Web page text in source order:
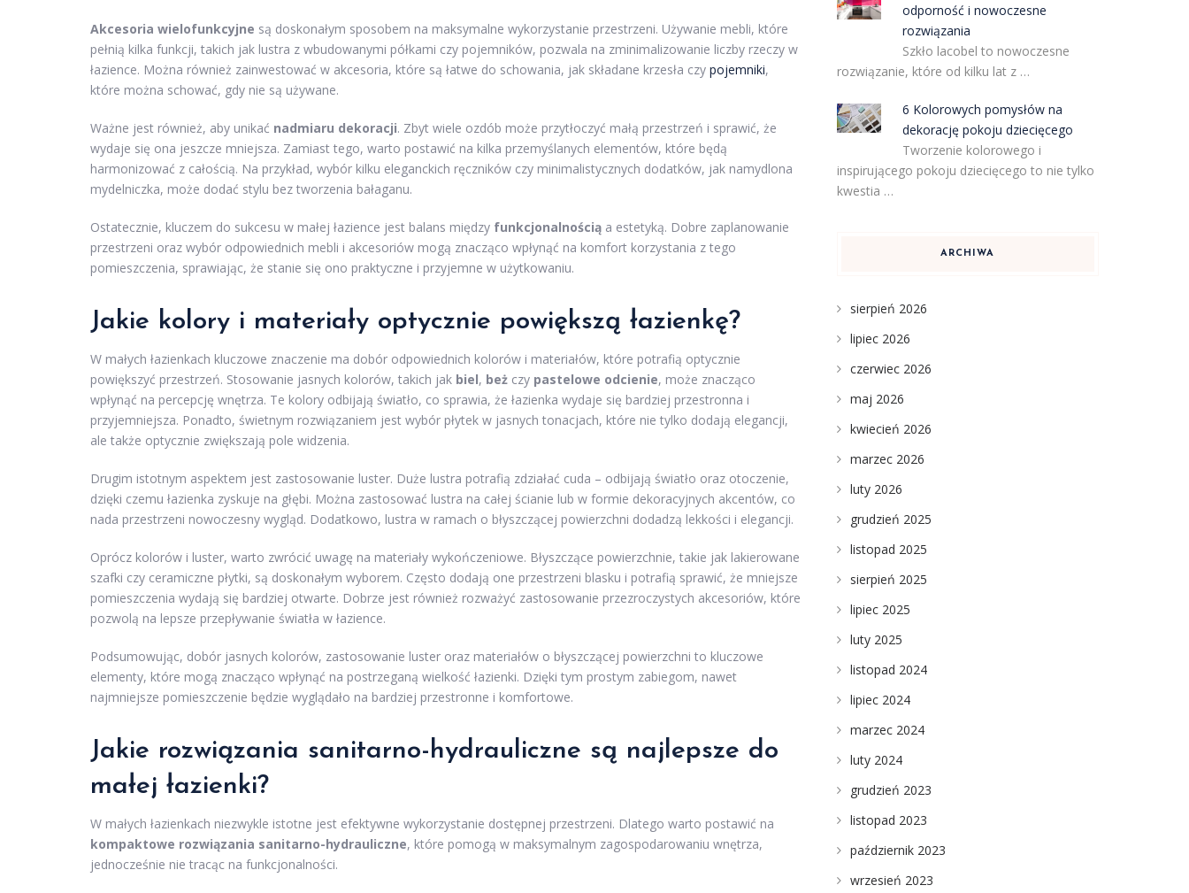
Akcesoria wielofunkcyjne są doskonałym sposobem na maksymalne wykorzystanie przestrzeni. Używanie mebli, które
pełnią kilka funkcji, takich jak lustra z wbudowanymi półkami czy pojemników, pozwala na zminimalizowanie liczby rzeczy w
łazience. Można również zainwestować w akcesoria, które są łatwe do schowania, jak składane krzesła czy pojemniki,
które można schować, gdy nie są używane.
Ważne jest również, aby unikać nadmiaru dekoracji. Zbyt wiele ozdób może przytłoczyć małą przestrzeń i sprawić, że
wydaje się ona jeszcze mniejsza. Zamiast tego, warto postawić na kilka przemyślanych elementów, które będą
harmonizować z całością. Na przykład, wybór kilku eleganckich ręczników czy minimalistycznych dodatków, jak namydlona
mydelniczka, może dodać stylu bez tworzenia bałaganu.
Ostatecznie, kluczem do sukcesu w małej łazience jest balans między funkcjonalnością a estetyką. Dobre zaplanowanie
przestrzeni oraz wybór odpowiednich mebli i akcesoriów mogą znacząco wpłynąć na komfort korzystania z tego
pomieszczenia, sprawiając, że stanie się ono praktyczne i przyjemne w użytkowaniu.
Jakie kolory i materiały optycznie powiększą łazienkę?
W małych łazienkach kluczowe znaczenie ma dobór odpowiednich kolorów i materiałów, które potrafią optycznie
powiększyć przestrzeń. Stosowanie jasnych kolorów, takich jak biel, beż czy pastelowe odcienie, może znacząco
wpłynąć na percepcję wnętrza. Te kolory odbijają światło, co sprawia, że łazienka wydaje się bardziej przestronna i
przyjemniejsza. Ponadto, świetnym rozwiązaniem jest wybór płytek w jasnych tonacjach, które nie tylko dodają elegancji,
ale także optycznie zwiększają pole widzenia.
Drugim istotnym aspektem jest zastosowanie luster. Duże lustra potrafią zdziałać cuda – odbijają światło oraz otoczenie,
dzięki czemu łazienka zyskuje na głębi. Można zastosować lustra na całej ścianie lub w formie dekoracyjnych akcentów, co
nada przestrzeni nowoczesny wygląd. Dodatkowo, lustra w ramach o błyszczącej powierzchni dodadzą lekkości i elegancji.
Oprócz kolorów i luster, warto zwrócić uwagę na materiały wykończeniowe. Błyszczące powierzchnie, takie jak lakierowane
szafki czy ceramiczne płytki, są doskonałym wyborem. Często dodają one przestrzeni blasku i potrafią sprawić, że mniejsze
pomieszczenia wydają się bardziej otwarte. Dobrze jest również rozważyć zastosowanie przezroczystych akcesoriów, które
pozwolą na lepsze przepływanie światła w łazience.
Podsumowując, dobór jasnych kolorów, zastosowanie luster oraz materiałów o błyszczącej powierzchni to kluczowe
elementy, które mogą znacząco wpłynąć na postrzeganą wielkość łazienki. Dzięki tym prostym zabiegom, nawet
najmniejsze pomieszczenie będzie wyglądało na bardziej przestronne i komfortowe.
Jakie rozwiązania sanitarno-hydrauliczne są najlepsze do
małej łazienki?
W małych łazienkach niezwykle istotne jest efektywne wykorzystanie dostępnej przestrzeni. Dlatego warto postawić na
kompaktowe rozwiązania sanitarno-hydrauliczne, które pomogą w maksymalnym zagospodarowaniu wnętrza,
jednocześnie nie tracąc na funkcjonalności.
odporność i nowoczesne
rozwiązania
Szkło lacobel to nowoczesne
rozwiązanie, które od kilku lat z …
6 Kolorowych pomysłów na
dekorację pokoju dziecięcego
Tworzenie kolorowego i
inspirującego pokoju dziecięcego to nie tylko
kwestia …
ARCHIWA
sierpień 2026
lipiec 2026
czerwiec 2026
maj 2026
kwiecień 2026
marzec 2026
luty 2026
grudzień 2025
listopad 2025
sierpień 2025
lipiec 2025
luty 2025
listopad 2024
lipiec 2024
marzec 2024
luty 2024
grudzień 2023
listopad 2023
październik 2023
wrzesień 2023